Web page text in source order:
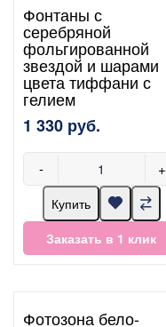
Фонтаны с
серебряной
фольгированной
звездой и шарами
цвета тиффани с
гелием
1 330 руб.
- +
Купить
Заказать в 1 клик
Фотозона бело-